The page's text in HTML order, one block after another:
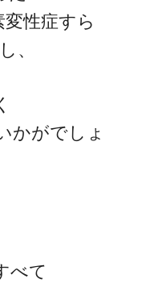
性症すら
、
かがでしょ
べて